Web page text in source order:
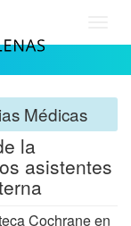
Médicas
la
asistentes
Cochrane en